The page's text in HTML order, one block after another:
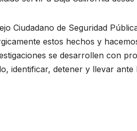
Ciudadano de Seguridad
estos hechos y
se desarrollen con
identificar, detener y llevar ante